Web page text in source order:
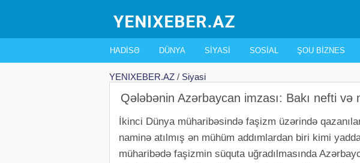
HADISƏ DÜNYA SIYASI SOSIAL ŞOU BIZNES
YENIXEBER.AZ / Siyasi
Qələbənin Azərbaycan imzası: Bakı nefti və
İkinci Dünya müharibəsində faşizm üzərində
naminə atılmış ən mühüm addımlardan biri kimi
müharibədə faşizmin süquta uğradılmasında